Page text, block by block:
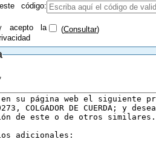
código:
acepto la
(Consultar)